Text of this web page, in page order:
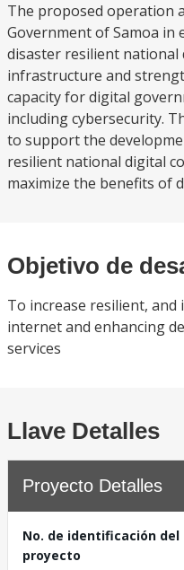
The proposed operation
Government of Samoa in
disaster resilient national
infrastructure and
capacity for digital
including cybersecurity.
to support the
resilient national digital
maximize the benefits of
Objetivo de
To increase resilient, and
internet and enhancing
services
Llave Detalles
Proyecto Detalles
No. de identificación del
proyecto